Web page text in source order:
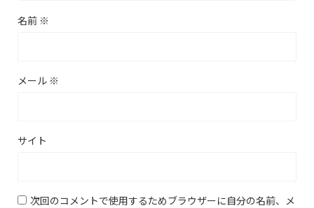
名前 ※
メール ※
サイト
次回のコメントで使用するためブラウザーに自分の名前、メ